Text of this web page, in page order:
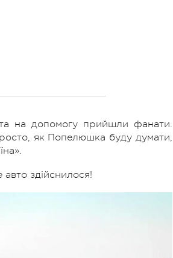
та на допомогу прийшли фанати.
як Попелюшка буду думати,
здійснилося!